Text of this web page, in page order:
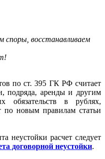
споры, восстанавливаем
по ст. 395 ГК РФ считает
подряда, аренды и другим
обязательств в рублях,
по новым правилам статьи
неустойки расчет следует
договорной неустойки.